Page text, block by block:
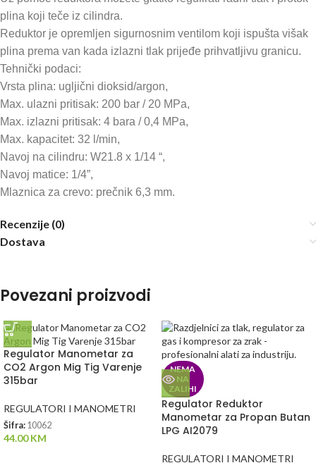
plina koji teče iz cilindra.
Reduktor je opremljen sigurnosnim ventilom koji ispušta višak
plina prema van kada izlazni tlak prijeđe prihvatljivu granicu.
Tehnički podaci:
Vrsta plina: ugljični dioksid/argon,
Max. ulazni pritisak: 200 bar / 20 MPa,
Max. izlazni pritisak: 4 bara / 0,4 MPa,
Max. kapacitet: 32 l/min,
Navoj na cilindru: W21.8 x 1/14 “,
Navoj matice: 1/4”,
Mlaznica za crevo: prečnik 6,3 mm.
Recenzije (0)
Dostava
Povezani proizvodi
Regulator Manometar za
CO2 Argon Mig Tig Varenje
315bar
REGULATORI I MANOMETRI
Šifra: 10062
44.00KM
NEMA
NA
ZALIHI
Regulator Reduktor
Manometar za Propan Butan
LPG AI2079
REGULATORI I MANOMETRI